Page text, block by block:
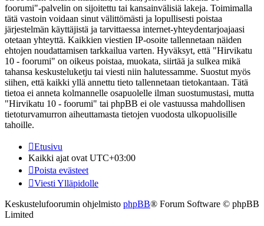
foorumi"-palvelin on sijoitettu tai kansainvälisiä lakeja. Toimimalla
tätä vastoin voidaan sinut välittömästi ja lopullisesti poistaa
järjestelmän käyttäjistä ja tarvittaessa internet-yhteydentarjoajaasi
otetaan yhteyttä. Kaikkien viestien IP-osoite tallennetaan näiden
ehtojen noudattamisen tarkkailua varten. Hyväksyt, että "Hirvikatu
10 - foorumi" on oikeus poistaa, muokata, siirtää ja sulkea mikä
tahansa keskusteluketju tai viesti niin halutessamme. Suostut myös
siihen, että kaikki yllä annettu tieto tallennetaan tietokantaan. Tätä
tietoa ei anneta kolmannelle osapuolelle ilman suostumustasi, mutta
"Hirvikatu 10 - foorumi" tai phpBB ei ole vastuussa mahdollisen
tietoturvamurron aiheuttamasta tietojen vuodosta ulkopuolisille
tahoille.
Etusivu
Kaikki ajat ovat UTC+03:00
Poista evästeet
Viesti Ylläpidolle
Keskustelufoorumin ohjelmisto phpBB® Forum Software © phpBB
Limited